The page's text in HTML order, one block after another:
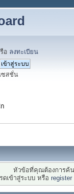
อ ลงทะเบียน
ซสชั่น
หัวข้อที่คุณต้องการค้
ดเข้าสู่ระบบ หรือ register